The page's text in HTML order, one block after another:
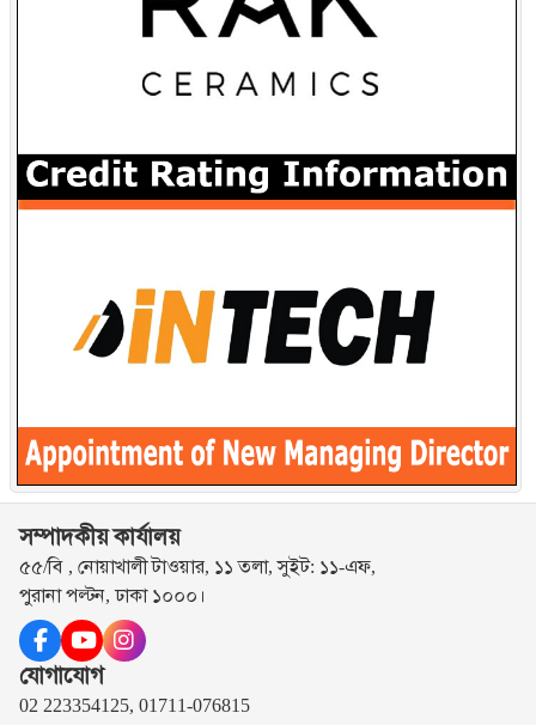
সম্পাদকীয় কার্যালয়
৫৫/বি , নোয়াখালী টাওয়ার, ১১ তলা, সুইট: ১১-এফ,
পুরানা পল্টন, ঢাকা ১০০০।
যোগাযোগ
02 223354125, 01711-076815